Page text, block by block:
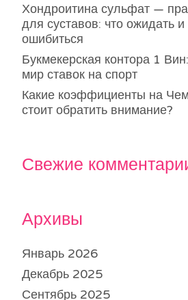
Хондроитина сульфат —
для суставов: что ожидать и
ошибиться
Букмекерская контора 1
мир ставок на спорт
Какие коэффициенты на
стоит обратить внимание?
Свежие
Архивы
Январь 2026
Декабрь 2025
Сентябрь 2025